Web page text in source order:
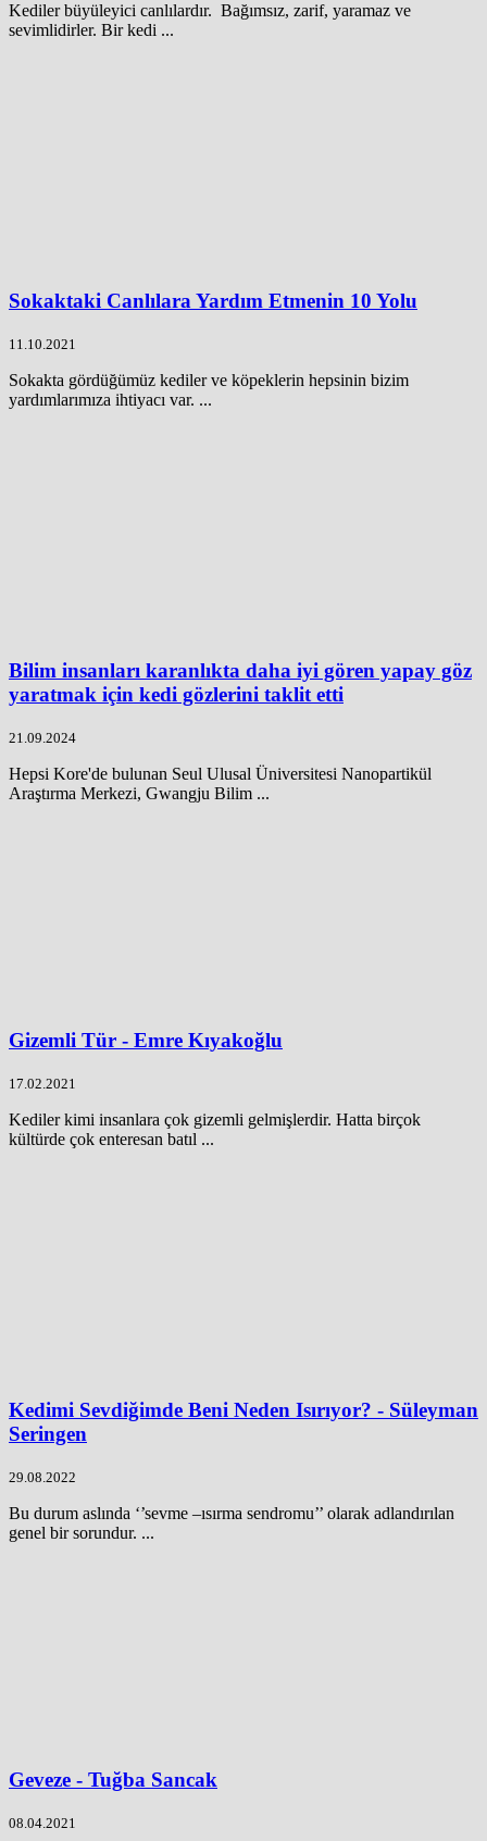
Kediler büyüleyici canlılardır. Bağımsız, zarif, yaramaz ve
sevimlidirler. Bir kedi ...
Sokaktaki Canlılara Yardım Etmenin 10 Yolu
11.10.2021
Sokakta gördüğümüz kediler ve köpeklerin hepsinin bizim
yardımlarımıza ihtiyacı var. ...
Bilim insanları karanlıkta daha iyi gören yapay göz
yaratmak için kedi gözlerini taklit etti
21.09.2024
Hepsi Kore'de bulunan Seul Ulusal Üniversitesi Nanopartikül
Araştırma Merkezi, Gwangju Bilim ...
Gizemli Tür - Emre Kıyakoğlu
17.02.2021
Kediler kimi insanlara çok gizemli gelmişlerdir. Hatta birçok
kültürde çok enteresan batıl ...
Kedimi Sevdiğimde Beni Neden Isırıyor? - Süleyman
Seringen
29.08.2022
Bu durum aslında ‘’sevme –ısırma sendromu’’ olarak adlandırılan
genel bir sorundur. ...
Geveze - Tuğba Sancak
08.04.2021